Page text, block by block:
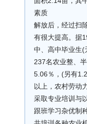
素质
解放后，经过扫
有很大提高。据
中、高中毕业生(
237名农业整、
5.06％，(另有
以上，农村劳动
采取专业培训与
跟班学习杂优制